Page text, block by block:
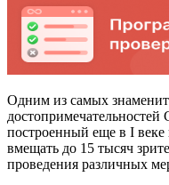
Одним из самых
достопримечательностей
построенный еще в I
вмещать до 15 тысяч
проведения различных